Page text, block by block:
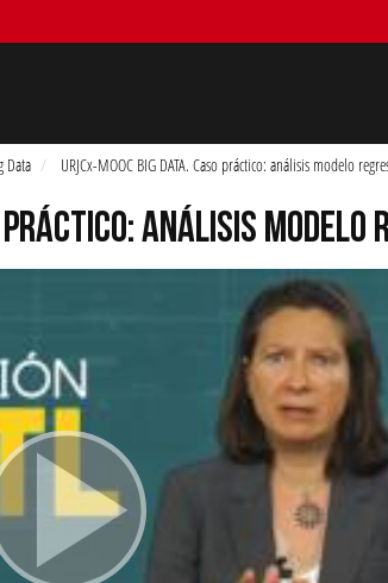
Data URJCx-MOOC BIG DATA. Caso práctico: análisis modelo
ANÁLISIS MODELO